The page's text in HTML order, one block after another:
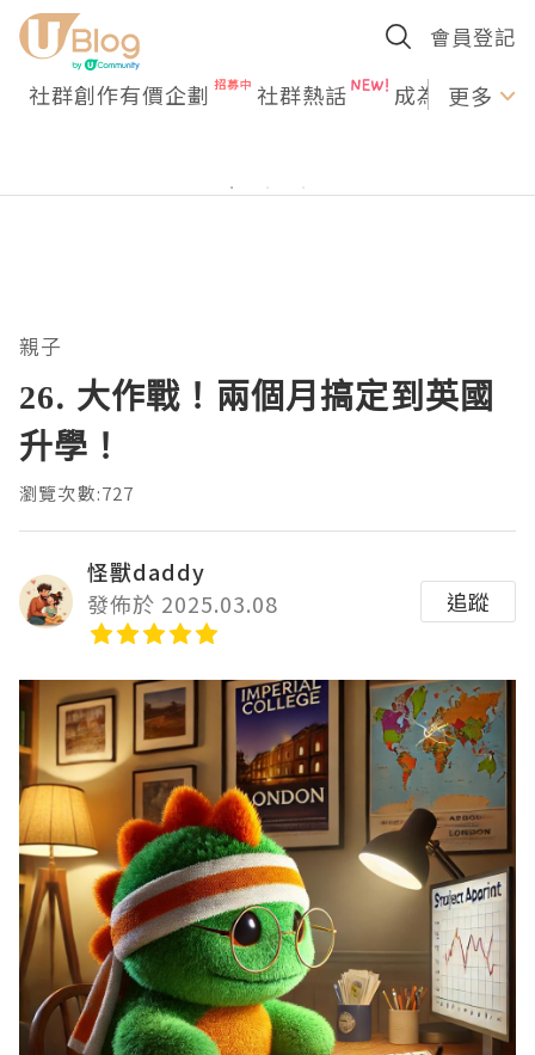
會員登記
社群創作有價企劃 社群熱話 成為U更多
親子
26. 大作戰！兩個月搞定到英國
升學！
瀏覽次數:727
怪獸daddy
發佈於 2025.03.08
追蹤